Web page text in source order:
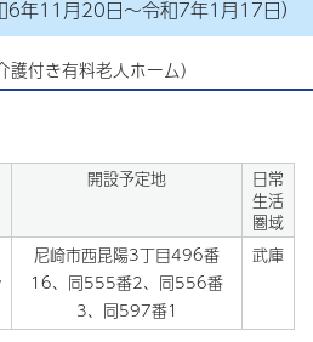
6年11月20日～令和7年1月17日）
付き有料老人ホーム）
開設予定地
日常
生活
圏域
尼崎市西昆陽3丁目496番
16、同555番2、同556番
3、同597番1
武庫